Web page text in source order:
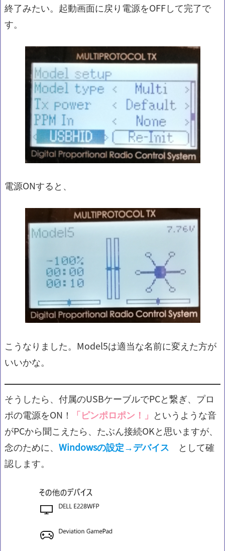
終了みたい。起動画面に戻り電源をOFFして完了で
す。
電源ONすると、
こうなりました。Model5は適当な名前に変えた方が
いいかな。
そうしたら、付属のUSBケーブルでPCと繋ぎ、プロ
ポの電源をON！
「ピンポロポン！」 というような音
がPCから聞こえたら、たぶん接続OKと思いますが、
念のために、 Windowsの設定→デバイス として確
認します。